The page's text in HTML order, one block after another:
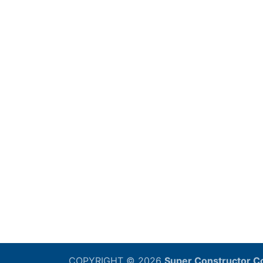
COPYRIGHT © 2026 Super Constructor